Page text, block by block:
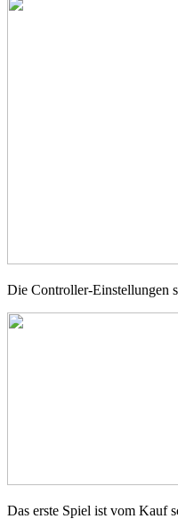
Die Controller-Einstellungen
Das erste Spiel ist vom Kauf